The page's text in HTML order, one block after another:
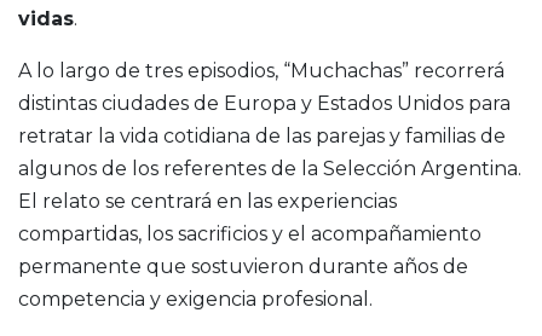
vidas.
A lo largo de tres episodios, “Muchachas” recorrerá
distintas ciudades de Europa y Estados Unidos para
retratar la vida cotidiana de las parejas y familias de
algunos de los referentes de la Selección Argentina.
El relato se centrará en las experiencias
compartidas, los sacrificios y el acompañamiento
permanente que sostuvieron durante años de
competencia y exigencia profesional.